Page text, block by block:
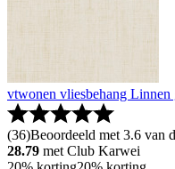
vtwonen vliesbehang Linnen
(36)Beoordeeld met 3.6 van
28.79 met Club Karwei